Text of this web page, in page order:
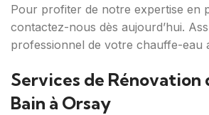
Pour profiter de notre expertise en
contactez-nous dès aujourd’hui.
professionnel de votre chauffe-eau
Services de Rénovation
Bain à Orsay